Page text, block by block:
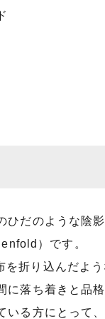
だのような陰
）です。
折り込んだよう
落ち着きと品
いる方にとって